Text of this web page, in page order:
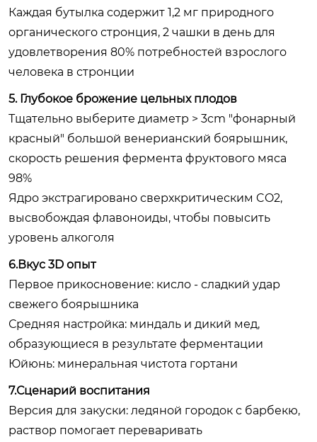
Каждая бутылка содержит 1,2 мг природного
органического стронция, 2 чашки в день для
удовлетворения 80% потребностей взрослого
человека в стронции
5. Глубокое брожение цельных плодов
Тщательно выберите диаметр > 3cm "фонарный
красный" большой венерианский боярышник,
скорость решения фермента фруктового мяса
98%
Ядро экстрагировано сверхкритическим CO2,
высвобождая флавоноиды, чтобы повысить
уровень алкоголя
6.Вкус 3D опыт
Первое прикосновение: кисло - сладкий удар
свежего боярышника
Средняя настройка: миндаль и дикий мед,
образующиеся в результате ферментации
Юйюнь: минеральная чистота гортани
7.Сценарий воспитания
Версия для закуски: ледяной городок с барбекю,
раствор помогает переваривать